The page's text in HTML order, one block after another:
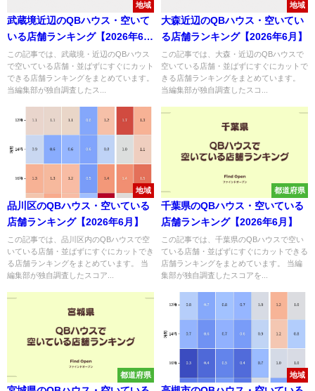
地域
武蔵境近辺のQBハウス・空いて
いる店舗ランキング【2026年6
月】
この記事では、武蔵境・近辺のQBハウス
で空いている店舗・並ばずにすぐにカット
できる店舗ランキングをまとめています。
当編集部が独自調査したス...
地域
大森近辺のQBハウス・空いてい
る店舗ランキング【2026年6月】
この記事では、大森・近辺のQBハウスで
空いている店舗・並ばずにすぐにカットで
きる店舗ランキングをまとめています。
当編集部が独自調査したスコ...
地域
品川区のQBハウス・空いている
店舗ランキング【2026年6月】
この記事では、品川区内のQBハウスで空
いている店舗・並ばずにすぐにカットでき
る店舗ランキングをまとめています。 当
編集部が独自調査したスコア...
都道府県
千葉県のQBハウス・空いている
店舗ランキング【2026年6月】
この記事では、千葉県のQBハウスで空い
ている店舗・並ばずにすぐにカットできる
店舗ランキングをまとめています。 当編
集部が独自調査したスコアを...
都道府県 地域